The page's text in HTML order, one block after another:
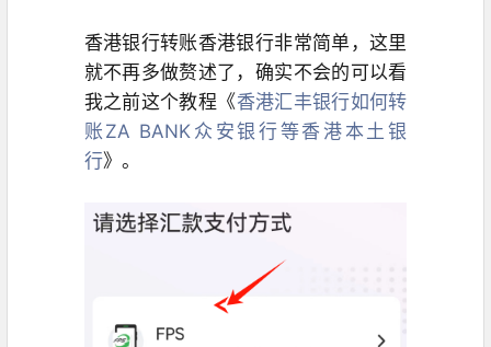
香港银行转账香港银行非常简单，这里
就不再多做赘述了，确实不会的可以看
我之前这个教程《香港汇丰银行如何转
账ZA BANK众安银行等香港本土银
行》。